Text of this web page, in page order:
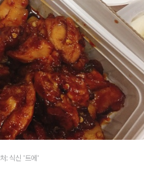
: 식신 '트에'